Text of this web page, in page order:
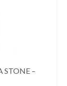
STONE –